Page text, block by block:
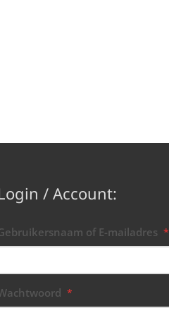
/ Account:
of E-mailadres *
*